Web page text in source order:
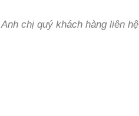
Anh chị quý khách hàng liên hệ